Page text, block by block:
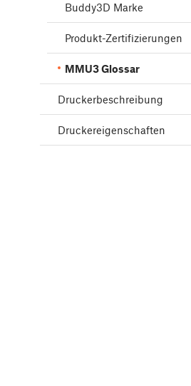
Buddy3D Marke
Produkt-Zertifizierungen
MMU3 Glossar
Druckerbeschreibung
Druckereigenschaften